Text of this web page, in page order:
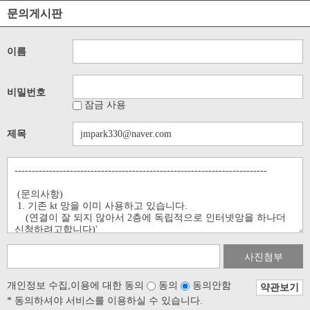
문의게시판
이름
비밀번호
잠금 사용
제목
사진첨부
개인정보 수집,이용에 대한 동의 동의 동의안함
약관보기
* 동의하셔야 서비스를 이용하실 수 있습니다.